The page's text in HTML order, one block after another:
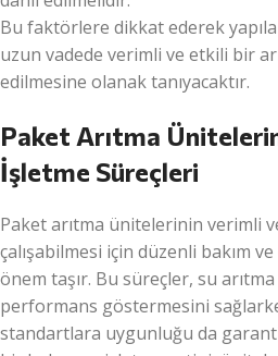
Bu faktörlere dikkat ederek
uzun vadede verimli ve etkili bir
edilmesine olanak tanıyacaktır.
Paket Arıtma
İşletme Süreçleri
Paket arıtma ünitelerinin verimli
çalışabilmesi için düzenli bakım
önem taşır. Bu süreçler, su
performans göstermesini
standartlara uygunluğu da